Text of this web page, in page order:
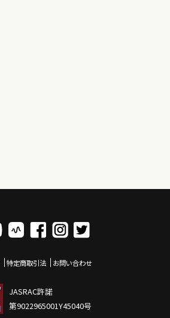
特定商取引法 お問い合わせ
JASRAC許諾
第9022965001Y45040号